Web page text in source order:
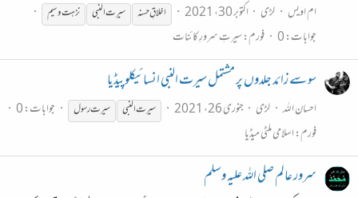
ام اویس
لڑی اکتوبر 30، 2021 اخلاقِ حسنہ سیرتالنبی نزہت وسیم
جوابات: 0 فورم:سیرتِ سرورِ کائنات
سو سے زائد جلدوں پر مشتمل سیرت النبی انسائیکلوپیڈیا
احسان اللہ لڑی جنوری 26، 2021 سیرتالنبی سیرترسول
جوابات: 0
فورم:اسلامی ملٹی میڈیا
سرور عالم صلی الله علیہ وسلم